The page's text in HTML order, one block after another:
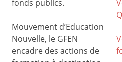
fonds publics.
Mouvement d’Education
Nouvelle, le GFEN
encadre des actions de